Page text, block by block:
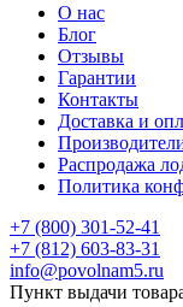
О нас
Блог
Отзывы
Гарантии
Контакты
Доставка и
Распродажа
Политика
+7 (800) 301-52-41
+7 (812) 603-83-31
info@povolnam5.ru
Пункт выдачи